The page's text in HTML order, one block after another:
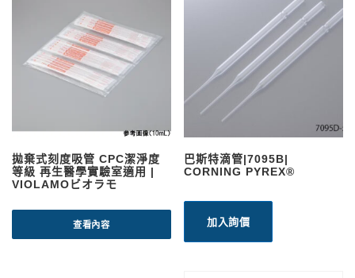
拋棄式刻度吸管 CPC潔淨度
等級 再生醫學實驗室適用 |
VIOLAMOビオラモ
查看內容
巴斯特滴管|7095B|
CORNING PYREX®
加入詢價